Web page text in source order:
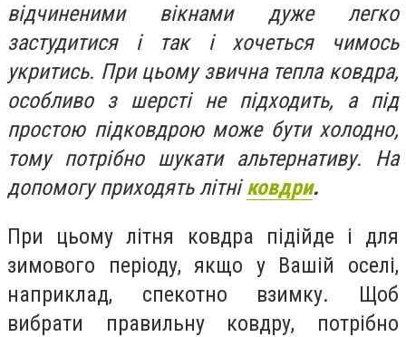
відчиненими вікнами дуже легко
застудитися і так і хочеться чимось
укритись. При цьому звична тепла ковдра,
особливо з шерсті не підходить, а під
простою підковдрою може бути холодно,
тому потрібно шукати альтернативу. На
допомогу приходять літніковдри.
При цьому літня ковдра підійде і для
зимового періоду, якщо у Вашій оселі,
наприклад, спекотно взимку. Щоб
вибрати правильну ковдру, потрібно